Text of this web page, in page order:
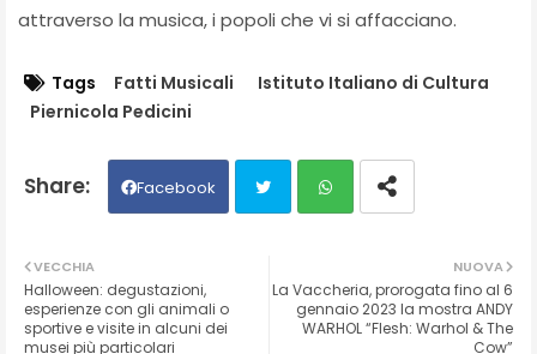
attraverso la musica, i popoli che vi si affacciano.
Tags Fatti Musicali
Istituto Italiano di Cultura
Piernicola Pedicini
Facebook
ter ats
NUOVA
La Vaccheria, prorogata fino al 6
gennaio 2023 la mostra ANDY
WARHOL “Flesh: Warhol & The
Cow”
VECCHIA
Halloween: degustazioni,
esperienze con gli animali o
sportive e visite in alcuni dei
musei più particolari